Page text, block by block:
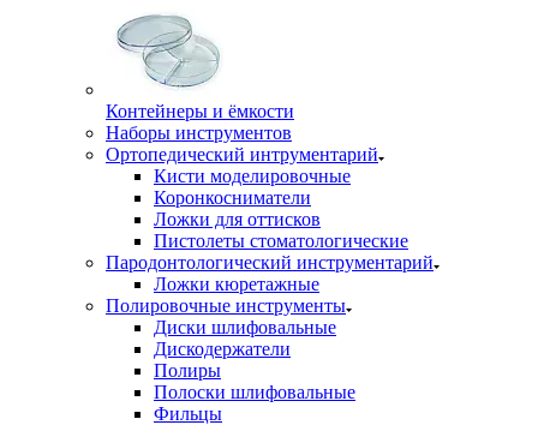
Контейнеры и ёмкости
Наборы инструментов
Ортопедический интрументарий
Кисти моделировочные
Коронкосниматели
Ложки для оттисков
Пистолеты стоматологические
Пародонтологический инструментарий
Ложки кюретажные
Полировочные инструменты
Диски шлифовальные
Дискодержатели
Полиры
Полоски шлифовальные
Фильцы